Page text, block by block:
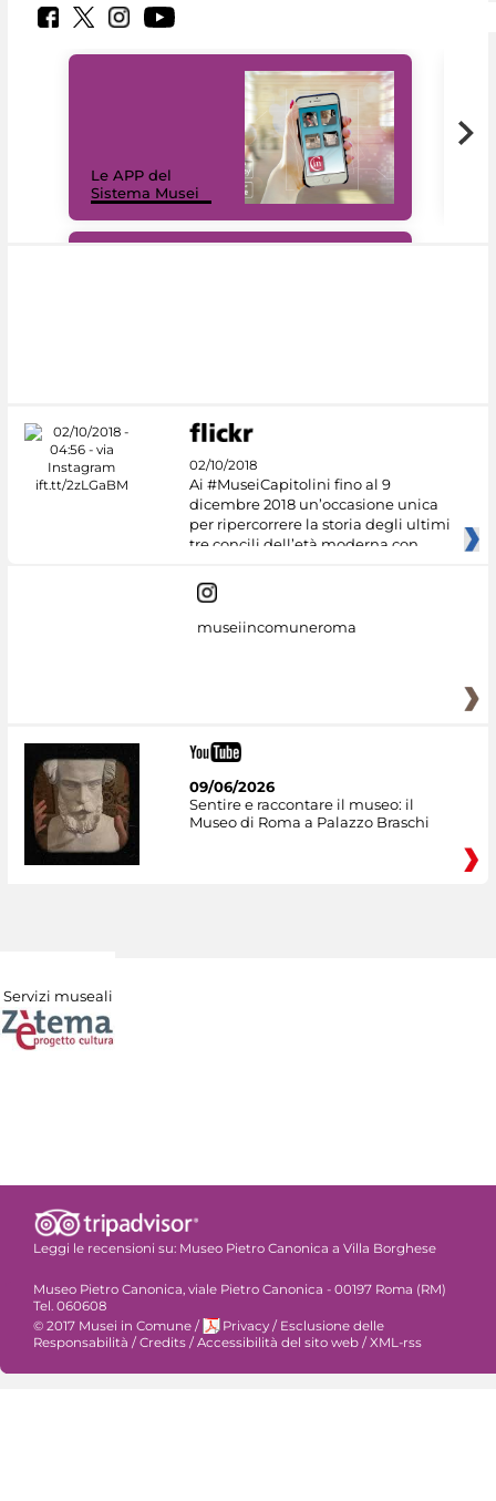
Le APP del
Sistema Musei
02/10/2018
Ai #MuseiCapitolini fino al 9
dicembre 2018 un’occasione unica
per ripercorrere la storia degli ultimi
tre concili dell’età moderna con
museiincomuneroma
09/06/2026
Sentire e raccontare il museo: il
Museo di Roma a Palazzo Braschi
Servizi museali
Leggi le recensioni su: Museo Pietro Canonica a Villa Borghese
Museo Pietro Canonica, viale Pietro Canonica - 00197 Roma (RM)
Tel. 060608
© 2017 Musei in Comune / Privacy / Esclusione delle
Responsabilità /Credits /Accessibilità del sito web /XML-rss